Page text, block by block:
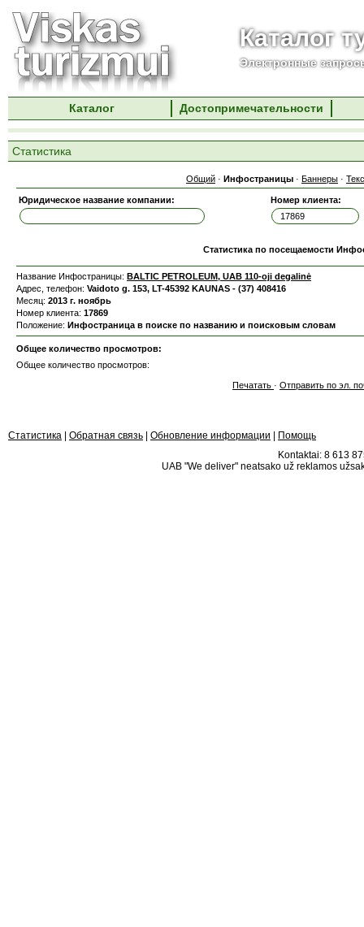
Каталог
Электронные
Каталог Достопримечательности
Статистика
Общий · Инфостраницы · Баннеры ·
Юридическое название компании: Номер клиента:
Статистика по посещаемости
Название Инфостраницы: BALTIC PETROLEUM, UAB 110-oji degalinė
Адрес, телефон: Vaidoto g. 153, LT-45392 KAUNAS - (37) 408416
Месяц: 2013 г. ноябрь
Номер клиента: 17869
Положение: Инфостраница в поиске по названию и поисковым словам
Общее количество просмотров:
Общее количество просмотров:
Печатать · Отправить по эл.
Статистика Обратная связь Обновление информации
Помощь
Kontaktai: 8 613
UAB "We deliver" neatsako už reklamos